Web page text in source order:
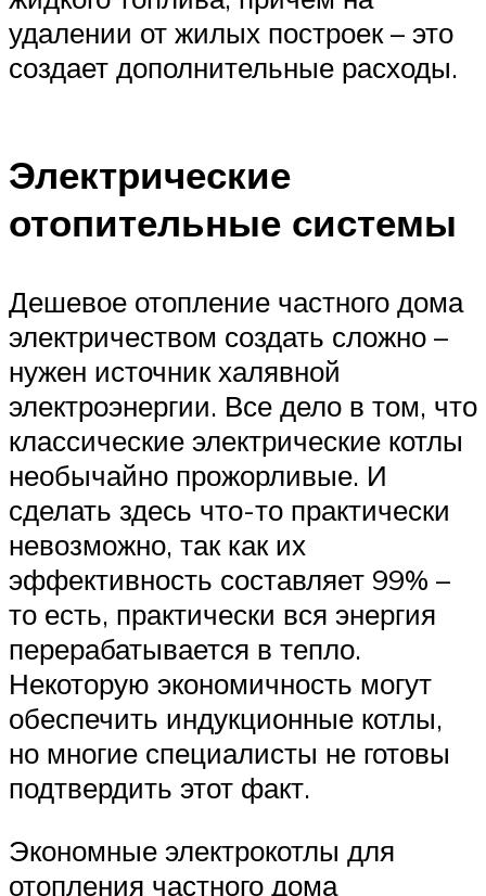
удалении от жилых построек – это
создает дополнительные расходы.
Электрические
отопительные системы
Дешевое отопление частного дома
электричеством создать сложно –
нужен источник халявной
электроэнергии. Все дело в том, что
классические электрические котлы
необычайно прожорливые. И
сделать здесь что-то практически
невозможно, так как их
эффективность составляет 99% –
то есть, практически вся энергия
перерабатывается в тепло.
Некоторую экономичность могут
обеспечить индукционные котлы,
но многие специалисты не готовы
подтвердить этот факт.
Экономные электрокотлы для
отопления частного дома